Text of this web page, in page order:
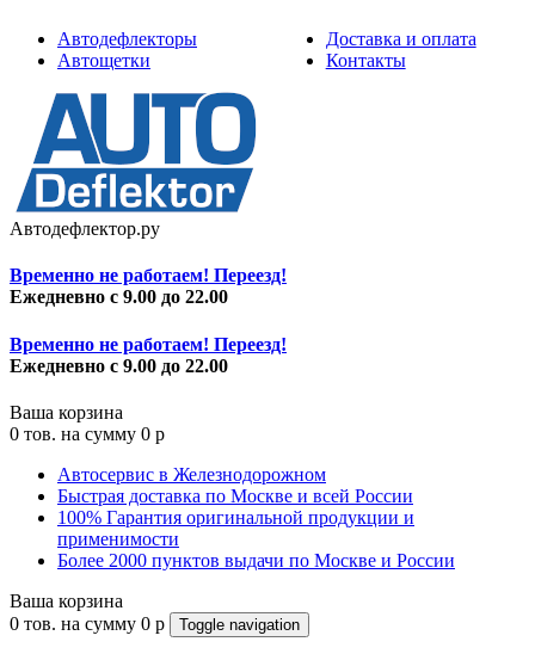
Автодефлекторы
Автощетки
Доставка и оплата
Контакты
Автодефлектор.ру
Временно не работаем! Переезд!
Ежедневно с 9.00 до 22.00
Временно не работаем! Переезд!
Ежедневно с 9.00 до 22.00
Ваша корзина
0 тов. на сумму 0 p
Автосервис в Железнодорожном
Быстрая доставка по Москве и всей России
100% Гарантия оригинальной продукции и
применимости
Более 2000 пунктов выдачи по Москве и России
Ваша корзина
0 тов. на сумму 0 p Toggle navigation